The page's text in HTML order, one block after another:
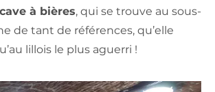
à bières, qui se trouve au sous-
de tant de références, qu’elle
lillois le plus aguerri !